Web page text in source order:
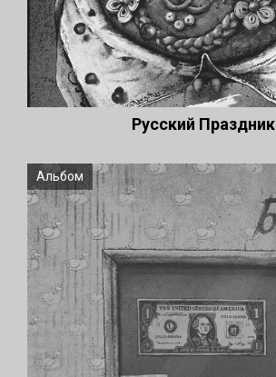
Русский Праздник
Альбом